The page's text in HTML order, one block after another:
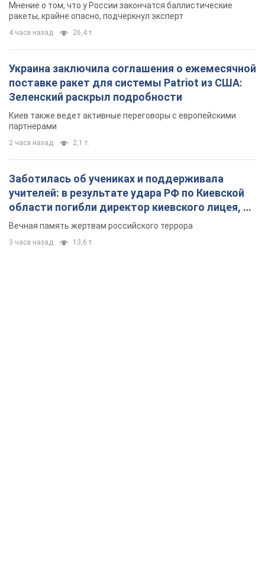
Мнение о том, что у России закончатся баллистические
ракеты, крайне опасно, подчеркнул эксперт
4 часа назад 26,4 т.
Украина заключила соглашения о ежемесячной
поставке ракет для системы Patriot из США:
Зеленский раскрыл подробности
Киев также ведет активные переговоры с европейскими
партнерами
2 часа назад 2,1 т.
Заботилась об учениках и поддерживала
учителей: в результате удара РФ по Киевской
области погибли директор киевского лицея, её
муж и внук
Вечная память жертвам российского террора
3 часа назад 13,6 т.